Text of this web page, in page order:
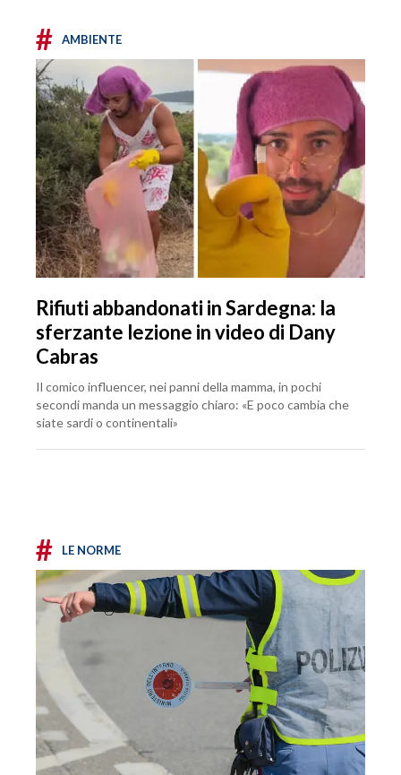
# AMBIENTE
Rifiuti abbandonati in Sardegna: la
sferzante lezione in video di Dany
Cabras
Il comico influencer, nei panni della mamma, in pochi
secondi manda un messaggio chiaro: «E poco cambia che
siate sardi o continentali»
# LE NORME